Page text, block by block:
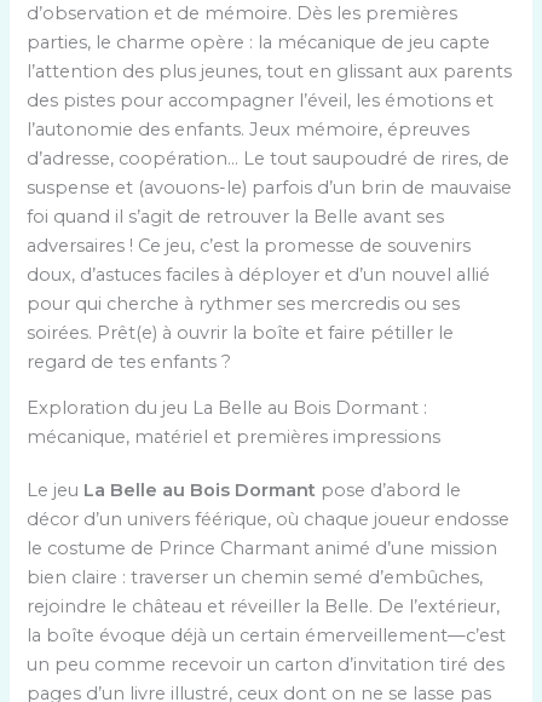
d’observation et de mémoire. Dès les premières
parties, le charme opère : la mécanique de jeu capte
l’attention des plus jeunes, tout en glissant aux parents
des pistes pour accompagner l’éveil, les émotions et
l’autonomie des enfants. Jeux mémoire, épreuves
d’adresse, coopération… Le tout saupoudré de rires, de
suspense et (avouons-le) parfois d’un brin de mauvaise
foi quand il s’agit de retrouver la Belle avant ses
adversaires ! Ce jeu, c’est la promesse de souvenirs
doux, d’astuces faciles à déployer et d’un nouvel allié
pour qui cherche à rythmer ses mercredis ou ses
soirées. Prêt(e) à ouvrir la boîte et faire pétiller le
regard de tes enfants ?
Exploration du jeu La Belle au Bois Dormant :
mécanique, matériel et premières impressions
Le jeu La Belle au Bois Dormant pose d’abord le
décor d’un univers féérique, où chaque joueur endosse
le costume de Prince Charmant animé d’une mission
bien claire : traverser un chemin semé d’embûches,
rejoindre le château et réveiller la Belle. De l’extérieur,
la boîte évoque déjà un certain émerveillement—c’est
un peu comme recevoir un carton d’invitation tiré des
pages d’un livre illustré, ceux dont on ne se lasse pas